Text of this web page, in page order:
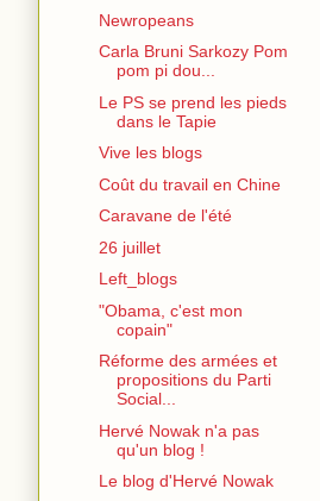
Newropeans
Carla Bruni Sarkozy Pom
pom pi dou...
Le PS se prend les pieds
dans le Tapie
Vive les blogs
Coût du travail en Chine
Caravane de l'été
26 juillet
Left_blogs
"Obama, c'est mon
copain"
Réforme des armées et
propositions du Parti
Social...
Hervé Nowak n'a pas
qu'un blog !
Le blog d'Hervé Nowak